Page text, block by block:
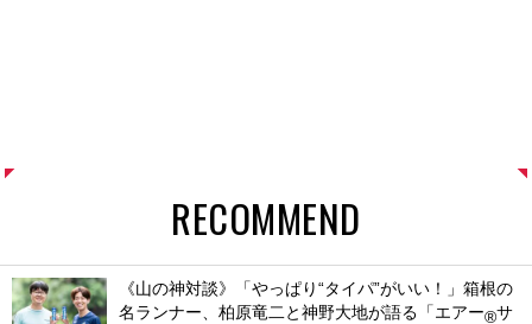
RECOMMEND
《山の神対談》「やっぱり“タイパ”がいい！」箱根の
名ランナー、柏原竜二と神野大地が語る「エアー®サ